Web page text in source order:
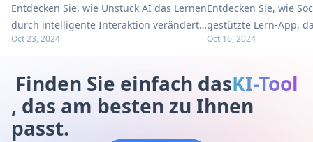
Studierenden
Entdecken Sie, wie Unstuck AI das Lernen
durch intelligente Interaktion verändert.
Erkunden Sie unseren umfassenden
Verbesserung Ihrer Lernerfahrung.
Oct 23, 2024
Entdecken Sie, wie
gestützte Lern-App,
revolutioniert.
umfassenden
Oct 16, 2024
Finden Sie einfach dasKI-Tool
, das am besten zu Ihnen
passt.